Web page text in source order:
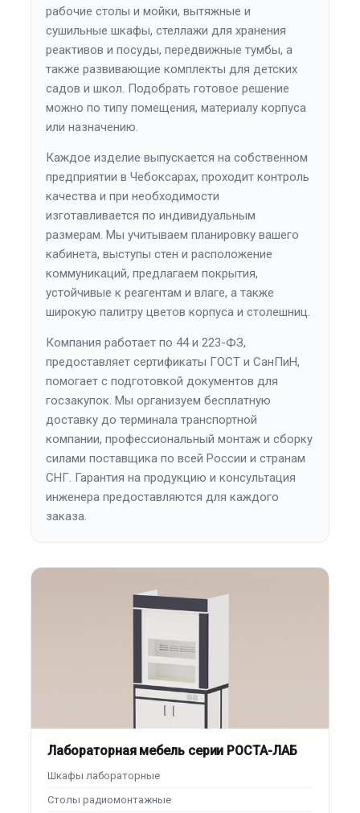
рабочие столы и мойки, вытяжные и
сушильные шкафы, стеллажи для хранения
реактивов и посуды, передвижные тумбы, а
также развивающие комплекты для детских
садов и школ. Подобрать готовое решение
можно по типу помещения, материалу корпуса
или назначению.
Каждое изделие выпускается на собственном
предприятии в Чебоксарах, проходит контроль
качества и при необходимости
изготавливается по индивидуальным
размерам. Мы учитываем планировку вашего
кабинета, выступы стен и расположение
коммуникаций, предлагаем покрытия,
устойчивые к реагентам и влаге, а также
широкую палитру цветов корпуса и столешниц.
Компания работает по 44 и 223-ФЗ,
предоставляет сертификаты ГОСТ и СанПиН,
помогает с подготовкой документов для
госзакупок. Мы организуем бесплатную
доставку до терминала транспортной
компании, профессиональный монтаж и сборку
силами поставщика по всей России и странам
СНГ. Гарантия на продукцию и консультация
инженера предоставляются для каждого
заказа.
Лабораторная мебель серии РОСТА-ЛАБ
Шкафы лабораторные
Столы радиомонтажные